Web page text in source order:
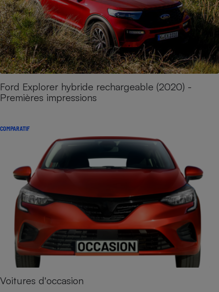
Ford Explorer hybride rechargeable (2020) -
Premières impressions
COMPARATIF
Voitures d'occasion